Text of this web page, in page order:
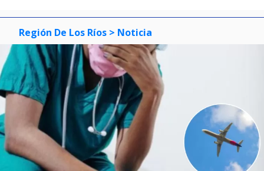
Región De Los Ríos > Noticia